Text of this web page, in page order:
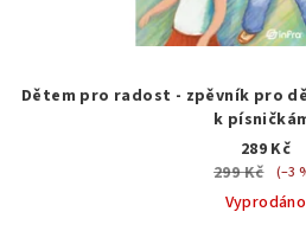
Dětem pro radost - zpěvník pro
k
289 Kč
299 Kč
(–3
Vyprodáno